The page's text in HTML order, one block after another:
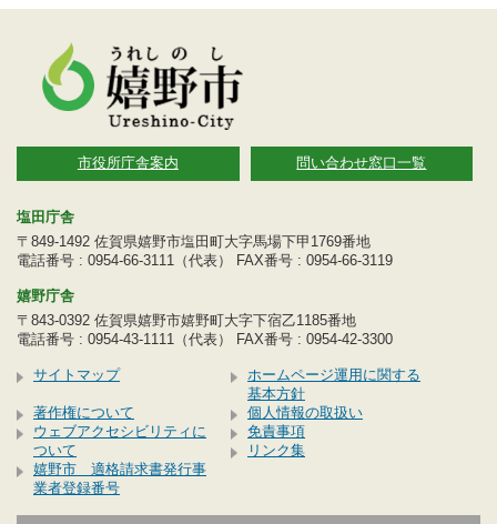
市役所庁舎案内 問い合わせ窓口一覧
塩田庁舎
〒849-1492 佐賀県嬉野市塩田町大字馬場下甲1769番地
電話番号 : 0954-66-3111（代表） FAX番号 : 0954-66-3119
嬉野庁舎
〒843-0392 佐賀県嬉野市嬉野町大字下宿乙1185番地
電話番号 : 0954-43-1111（代表） FAX番号 : 0954-42-3300
サイトマップ
ホームページ運用に関する
基本方針
著作権について
個人情報の取扱い
ウェブアクセシビリティに
ついて
免責事項
リンク集
嬉野市 適格請求書発行事
業者登録番号